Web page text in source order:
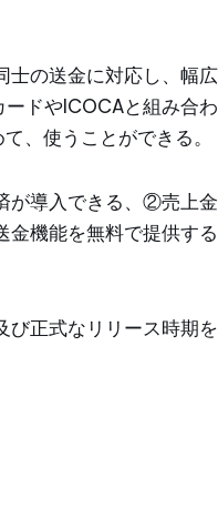
の送金に対応し、幅
ドやICOCAと組み合
、使うことができる。
が導入できる、②売上
機能を無料で提供す
正式なリリース時期